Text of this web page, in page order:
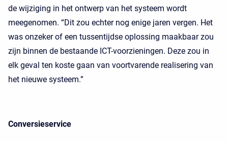
de wijziging in het ontwerp van het systeem wordt
meegenomen. “Dit zou echter nog enige jaren vergen. Het
was onzeker of een tussentijdse oplossing maakbaar zou
zijn binnen de bestaande ICT-voorzieningen. Deze zou in
elk geval ten koste gaan van voortvarende realisering van
het nieuwe systeem.”
Conversieservice